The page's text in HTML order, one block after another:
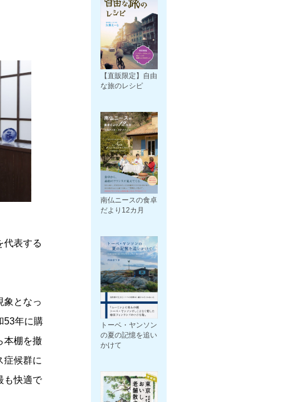
代表する
象となっ
53年に購
本棚を撤
症候群に
も快適で
【直販限定】自由
な旅のレシピ
南仏ニースの食卓
だより12カ月
トーベ・ヤンソン
の夏の記憶を追い
かけて